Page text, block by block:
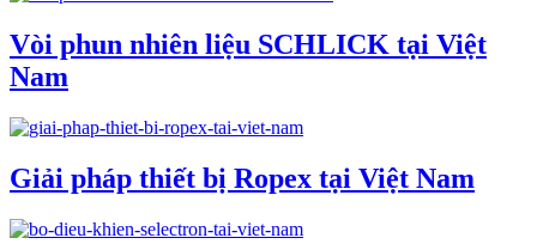
Vòi phun nhiên liệu SCHLICK tại Việt
Nam
Giải pháp thiết bị Ropex tại Việt Nam